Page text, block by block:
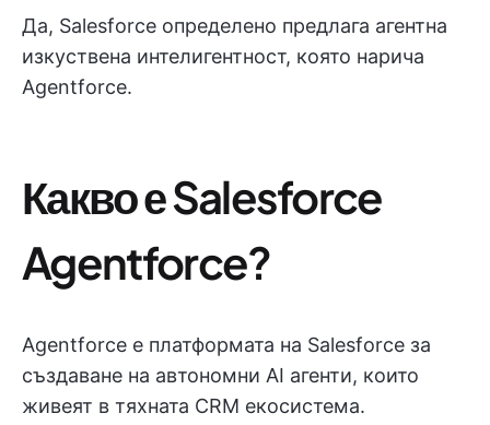
Да, Salesforce определено предлага агентна
изкуствена интелигентност, която нарича
Agentforce.
Какво е Salesforce
Agentforce?
Agentforce е платформата на Salesforce за
създаване на автономни AI агенти, които
живеят в тяхната CRM екосистема.